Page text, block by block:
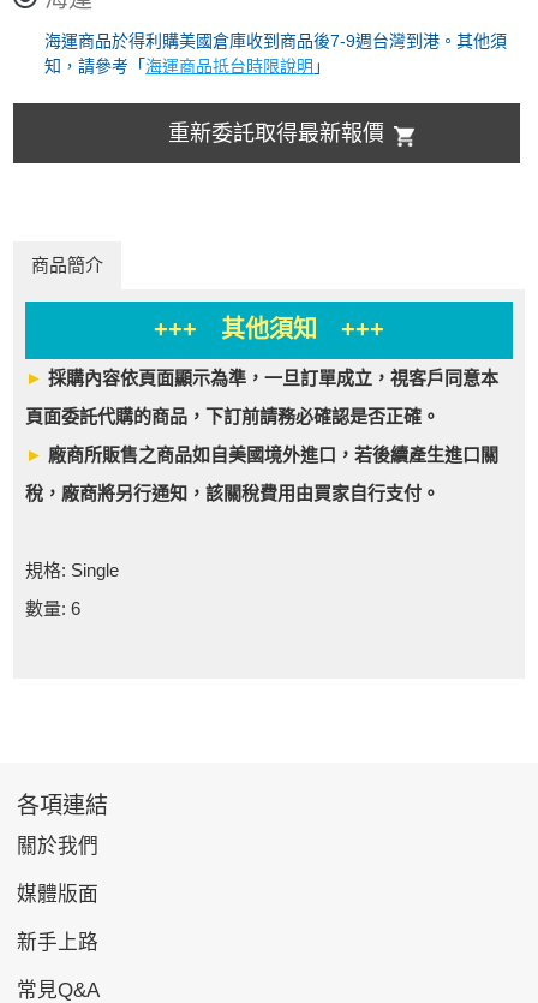
海運商品於得利購美國倉庫收到商品後7-9週台灣到港。其他須
知，請參考「海運商品抵台時限說明 」
重新委託取得最新報價
商品簡介
+++ 其他須知 +++
►採購內容依頁面顯示為準，一旦訂單成立，視客戶同意本
頁面委託代購的商品，下訂前請務必確認是否正確。
► 廠商所販售之商品如自美國境外進口，若後續產生進口關
稅，廠商將另行通知，該關稅費用由買家自行支付。
規格: Single
數量: 6
各項連結
關於我們
媒體版面
新手上路
常見Q&A